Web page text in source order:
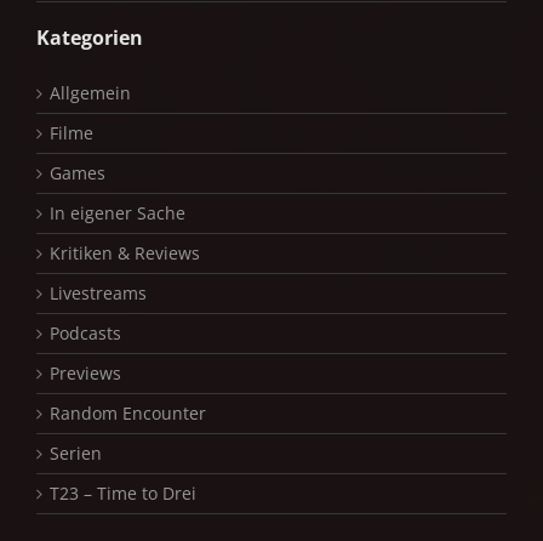
Kategorien
Allgemein
Filme
Games
In eigener Sache
Kritiken & Reviews
Livestreams
Podcasts
Previews
Random Encounter
Serien
T23 – Time to Drei